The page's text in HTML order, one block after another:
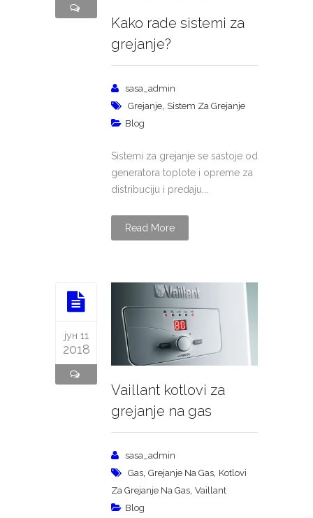
Kako rade sistemi za
grejanje?
sasa_admin
Grejanje, Sistem Za Grejanje
Blog
Sistemi za grejanje se sastoje od
generatora toplote i opreme za
distribuciju i predaju...
Read More
јун 11
2018
Vaillant kotlovi za
grejanje na gas
sasa_admin
Gas Grejanje Na Gas Kotlovi
Za Grejanje Na Gas Vaillant
Blog